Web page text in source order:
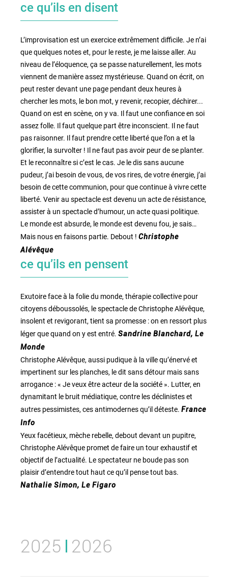
ce qu’ils en disent
L’improvisation est un exercice extrêmement difficile. Je n’ai
que quelques notes et, pour le reste, je me laisse aller. Au
niveau de l’éloquence, ça se passe naturellement, les mots
viennent de manière assez mystérieuse. Quand on écrit, on
peut rester devant une page pendant deux heures à
chercher les mots, le bon mot, y revenir, recopier, déchirer...
Quand on est en scène, on y va. Il faut une confiance en soi
assez folle. Il faut quelque part être inconscient. Il ne faut
pas raisonner. Il faut prendre cette liberté que l’on a et la
glorifier, la survolter ! Il ne faut pas avoir peur de se planter.
Et le reconnaître si c’est le cas. Je le dis sans aucune
pudeur, j’ai besoin de vous, de vos rires, de votre énergie, j’ai
besoin de cette communion, pour que continue à vivre cette
liberté. Venir au spectacle est devenu un acte de résistance,
assister à un spectacle d’humour, un acte quasi politique.
Le monde est absurde, le monde est devenu fou, je sais…
Mais nous en faisons partie. Debout ! Christophe
Alévêque
ce qu’ils en pensent
Exutoire face à la folie du monde, thérapie collective pour
citoyens déboussolés, le spectacle de Christophe Alévêque,
insolent et revigorant, tient sa promesse : on en ressort plus
léger que quand on y est entré. Sandrine Blanchard, Le
Monde
Christophe Alévêque, aussi pudique à la ville qu’énervé et
impertinent sur les planches, le dit sans détour mais sans
arrogance : « Je veux être acteur de la société ». Lutter, en
dynamitant le bruit médiatique, contre les déclinistes et
autres pessimistes, ces antimodernes qu’il déteste. France
Info
Yeux facétieux, mèche rebelle, debout devant un pupitre,
Christophe Alévêque promet de faire un tour exhaustif et
objectif de l’actualité. Le spectateur ne boude pas son
plaisir d’entendre tout haut ce qu’il pense tout bas.
Nathalie Simon, Le Figaro
2025 2026